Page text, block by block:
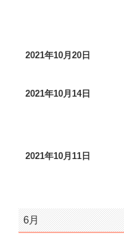
2021年10月20日
2021年10月14日
2021年10月11日
6月